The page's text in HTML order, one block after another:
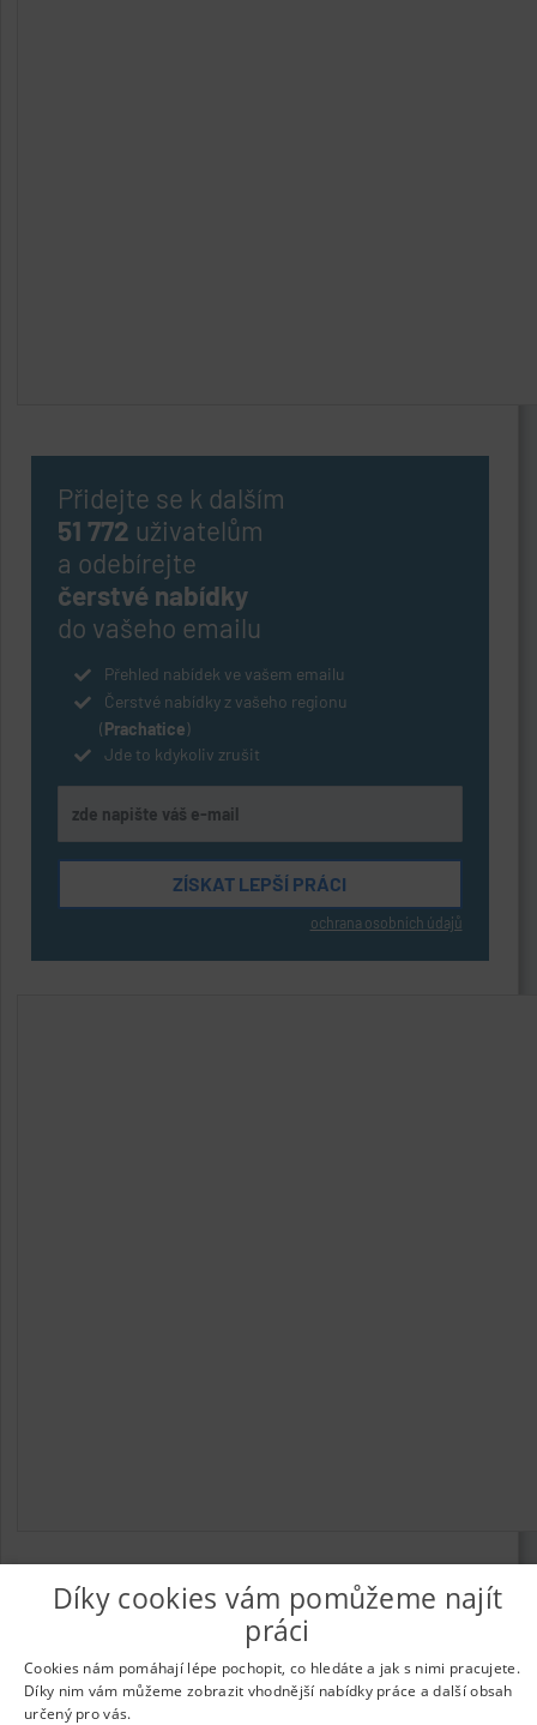
Přidejte se k dalším
51 772 uživatelům
a odebírejte
čerstvé nabídky
do vašeho emailu
Přehled nabídek ve vašem emailu
Čerstvé nabídky z vašeho regionu
(Prachatice)
Jde to kdykoliv zrušit
ochrana osobních údajů
| Nabídka práce - zaměstnání
Informace o webu a kontakt na provozovatele
webu|Vložit inzerát|Odběr novinek |Odstranění inzerátu |
Nastavení cookies
Díky cookies vám pomůžeme najít
práci
Cookies nám pomáhají lépe pochopit, co hledáte a jak s nimi pracujete.
Díky nim vám můžeme zobrazit vhodnější nabídky práce a další obsah
určený pro vás.